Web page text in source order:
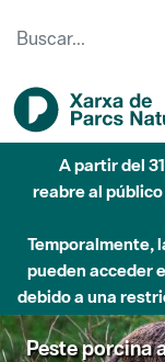
A partir del
reabre al
Temporalmente,
pueden acceder
debido a una
Peste porcina